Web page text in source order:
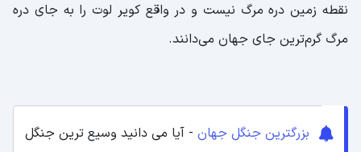
نقطه زمین دره مرگ نیست و در واقع کویر لوت را به جای دره
مرگ گرم‌ترین جای جهان می‌دانند.
بزرگترین جنگل جهان - آیا می دانید وسیع ترین جنگل